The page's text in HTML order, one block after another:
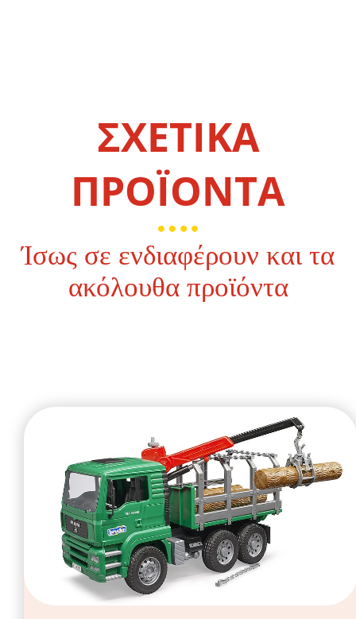
ΣΧΕΤΙΚΑ
ΠΡΟΪΟΝΤΑ
Ίσως σε ενδιαφέρουν και τα
ακόλουθα προϊόντα